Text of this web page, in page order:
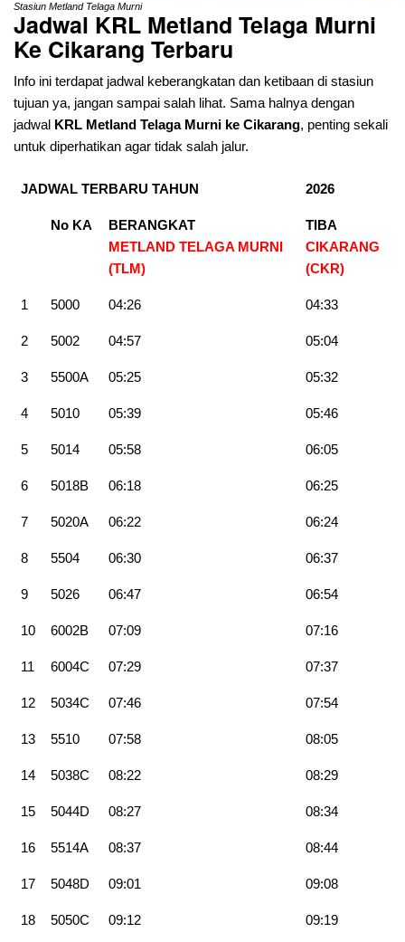
Stasiun Metland Telaga Murni
Jadwal KRL Metland Telaga Murni
Ke Cikarang Terbaru
Info ini terdapat jadwal keberangkatan dan ketibaan di stasiun
tujuan ya, jangan sampai salah lihat. Sama halnya dengan
jadwal KRL Metland Telaga Murni ke Cikarang, penting sekali
untuk diperhatikan agar tidak salah jalur.
JADWAL TERBARU TAHUN 2026
No KA
BERANGKAT
METLAND TELAGA MURNI
(TLM)
TIBA
CIKARANG
(CKR)
1 5000 04:26 04:33
2 5002 04:57 05:04
3 5500A 05:25 05:32
4 5010 05:39 05:46
5 5014 05:58 06:05
6 5018B 06:18 06:25
7 5020A 06:22 06:24
8 5504 06:30 06:37
9 5026 06:47 06:54
10 6002B 07:09 07:16
11 6004C 07:29 07:37
12 5034C 07:46 07:54
13 5510 07:58 08:05
14 5038C 08:22 08:29
15 5044D 08:27 08:34
16 5514A 08:37 08:44
17 5048D 09:01 09:08
18 5050C 09:12 09:19